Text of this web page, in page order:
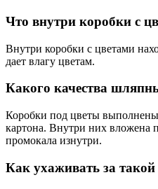
Что внутри коробки с
Внутри коробки с цветами
дает влагу цветам.
Какого качества
Коробки под цветы выполнены
картона. Внутри них вложена
промокала изнутри.
Как ухаживать за